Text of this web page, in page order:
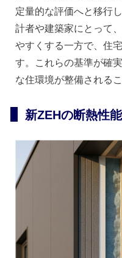
定量的な評価へと移行
計者や建築家にとって
やすくする一方で、住
す。これらの基準が確
な住環境が整備される
新ZEHの断熱性